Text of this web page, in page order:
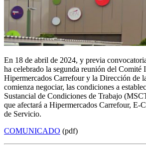
En 18 de abril de 2024, y previa
ha celebrado la segunda reunión del Comité
Hipermercados Carrefour y la Dirección de
comienza negociar, las condiciones a
Sustancial de Condiciones de Trabajo
que afectará a Hipermercados Carrefour, E-
de Servicio.
COMUNICADO (pdf)